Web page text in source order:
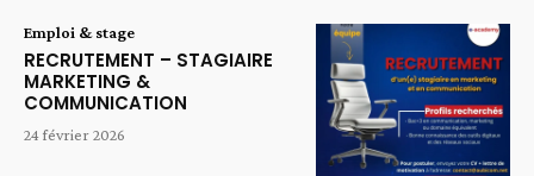
Emploi & stage
RECRUTEMENT – STAGIAIRE
MARKETING &
COMMUNICATION
24 février 2026